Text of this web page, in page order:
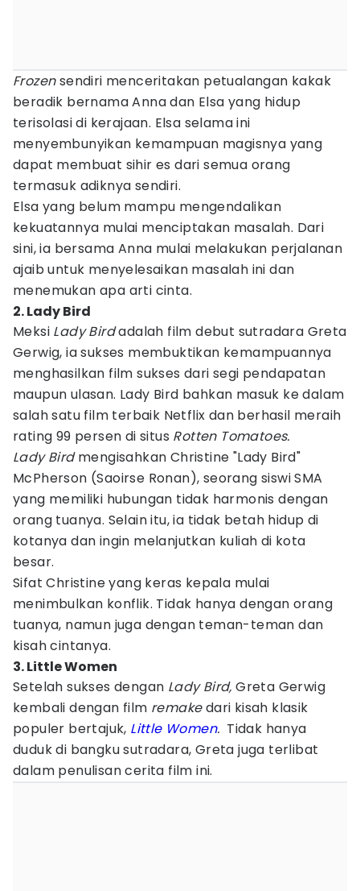
Frozensendiri menceritakan petualangan kakak
beradik bernama Anna dan Elsa yang hidup
terisolasi di kerajaan. Elsa selama ini
menyembunyikan kemampuan magisnya yang
dapat membuat sihir es dari semua orang
termasuk adiknya sendiri.
Elsa yang belum mampu mengendalikan
kekuatannya mulai menciptakan masalah. Dari
sini, ia bersama Anna mulai melakukan perjalanan
ajaib untuk menyelesaikan masalah ini dan
menemukan apa arti cinta.
2. Lady Bird
Meksi Lady Birdadalah film debut sutradara Greta
Gerwig, ia sukses membuktikan kemampuannya
menghasilkan film sukses dari segi pendapatan
maupun ulasan. Lady Bird bahkan masuk ke dalam
salah satu film terbaik Netflix dan berhasil meraih
rating 99 persen di situs Rotten Tomatoes.
Lady Birdmengisahkan Christine "Lady Bird"
McPherson (Saoirse Ronan), seorang siswi SMA
yang memiliki hubungan tidak harmonis dengan
orang tuanya. Selain itu, ia tidak betah hidup di
kotanya dan ingin melanjutkan kuliah di kota
besar.
Sifat Christine yang keras kepala mulai
menimbulkan konflik. Tidak hanya dengan orang
tuanya, namun juga dengan teman-teman dan
kisah cintanya.
3. Little Women
Setelah sukses dengan Lady Bird, Greta Gerwig
kembali dengan film remakedari kisah klasik
populer bertajuk, Little Women. Tidak hanya
duduk di bangku sutradara, Greta juga terlibat
dalam penulisan cerita film ini.